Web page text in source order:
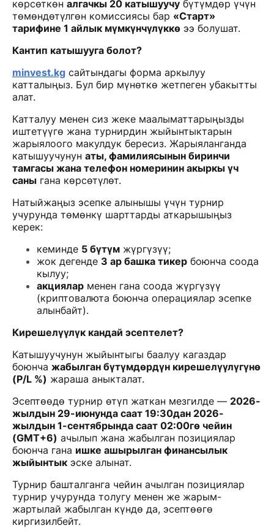
көрсөткөн алгачкы 20 катышуучу бүтүмдөр үчүн
төмөндөтүлгөн комиссиясы бар «Старт»
тарифине 1 айлык мүмкүнчүлүккө ээ болушат.
Кантип катышууга болот?
minvest.kg сайтындагы форма аркылуу
катталыңыз. Бул бир мүнөткө жетпеген убакытты
алат.
Катталуу менен сиз жеке маалыматтарыңызды
иштетүүгө жана турнирдин жыйынтыктарын
жарыялоого макулдук бересиз. Жарыяланганда
катышуучунун аты, фамилиясынын биринчи
тамгасы жана телефон номеринин акыркы үч
саны гана көрсөтүлөт.
Натыйжаңыз эсепке алынышы үчүн турнир
учурунда төмөнкү шарттарды аткарышыңыз
керек:
кеминде 5 бүтүм жүргүзүү;
жок дегенде 3 ар башка тикер боюнча соода
кылуу;
акциялар менен гана соода жүргүзүү
(криптовалюта боюнча операциялар эсепке
алынбайт).
Кирешелүүлүк кандай эсептелет?
Катышуучунун жыйынтыгы баалуу кагаздар
боюнча жабылган бүтүмдөрдүн кирешелүүлүгүнө
(P/L %) жараша аныкталат.
Эсептөөдө турнир өтүп жаткан мезгилде — 2026-
жылдын 29-июнунда саат 19:30дан 2026-
жылдын 1-сентябрында саат 02:00гө чейин
(GMT+6) ачылып жана жабылган позициялар
боюнча гана ишке ашырылган финансылык
жыйынтык эске алынат.
Турнир башталганга чейин ачылган позициялар
турнир учурунда толугу менен же жарым-
жартылай жабылган күндө да, эсептөөгө
киргизилбейт.